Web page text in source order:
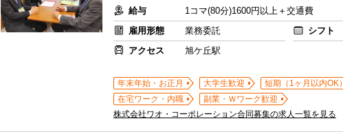
給与
1コマ(80分)1600円以上＋交通費
雇用形態
業務委託 シフト
アクセス
旭ケ丘駅
年末年始・お正月 大学生歓迎
短期（1ヶ月以内OK）
在宅ワーク・内職
副業・Ｗワーク歓迎
株式会社ワオ・コーポレーション合同募集の求人一覧を見る